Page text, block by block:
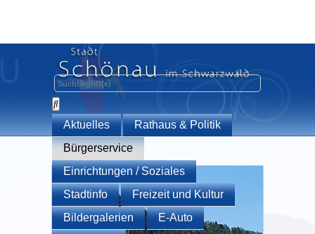
Aktuelles
Rathaus & Politik
Bürgerservice
Einrichtungen / Soziales
Stadtinfo
Freizeit und Kultur
Bildergalerien
E-Auto